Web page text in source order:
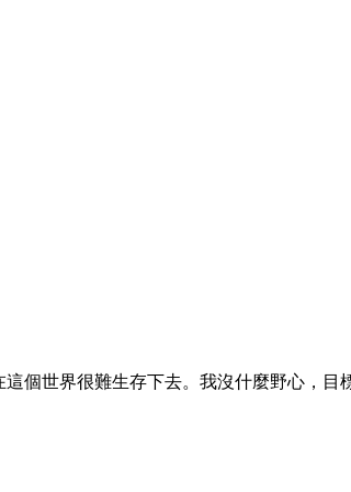
個世界很難生存下去。我沒什麼野心，目